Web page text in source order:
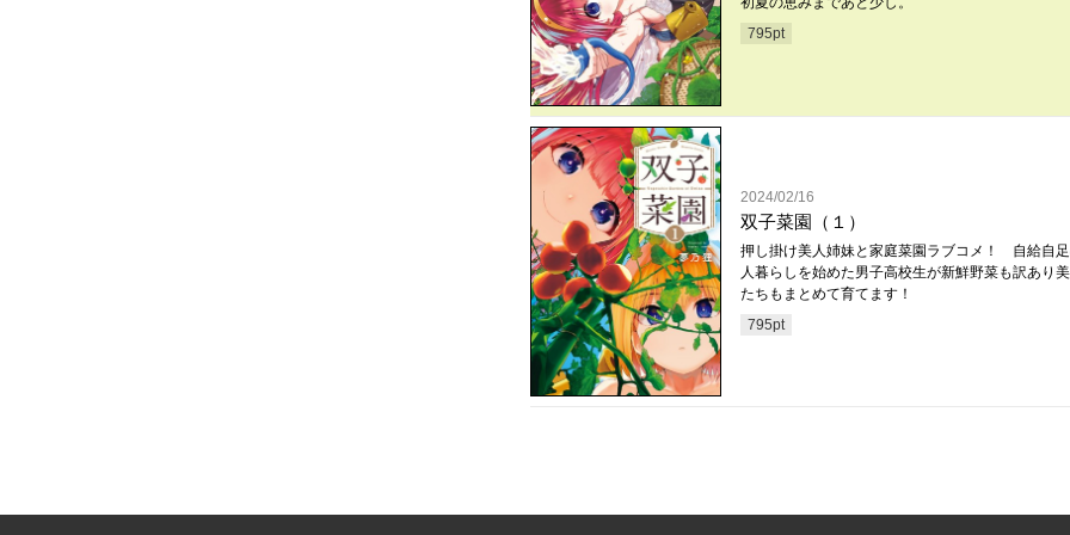
795pt
2024/02/16
双子菜園（１）
押し掛け美人姉妹と家庭菜園ラブコメ！ 自給自
人暮らしを始めた男子高校生が新鮮野菜も訳あり
たちもまとめて育てます！
795pt